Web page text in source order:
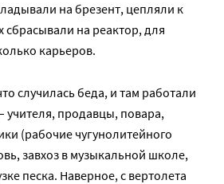
на брезент, цепляли к
сбрасывали на реактор, для
карьеров.
случилась беда, и там работали
учителя, продавцы, повара,
(рабочие чугунолитейного
завхоз в музыкальной школе,
песка. Наверное, с вертолета